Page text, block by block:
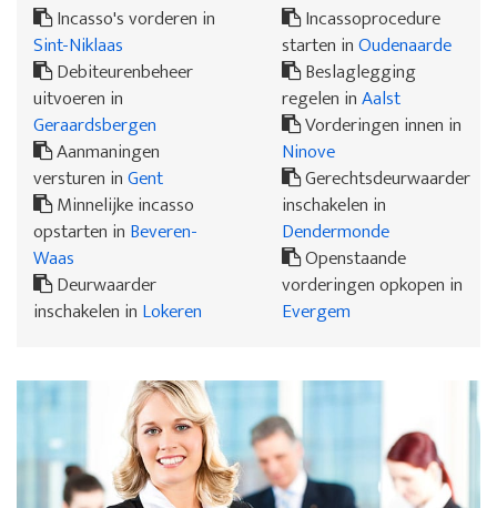
Incasso's vorderen in
Sint-Niklaas
Debiteurenbeheer
uitvoeren in
Geraardsbergen
Aanmaningen
versturen inGent
Minnelijke incasso
opstarten in Beveren-
Waas
Deurwaarder
inschakelen in Lokeren
Incassoprocedure
starten inOudenaarde
Beslaglegging
regelen inAalst
Vorderingen innen in
Ninove
Gerechtsdeurwaarder
inschakelen in
Dendermonde
Openstaande
vorderingen opkopen in
Evergem